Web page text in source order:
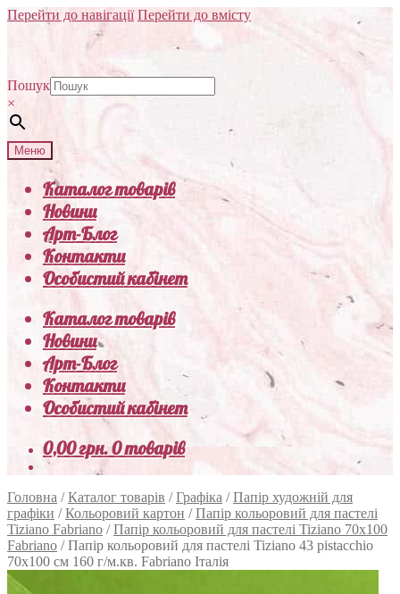
Перейти до навігації Перейти до вмісту
Пошук
×
Меню
Каталог товарів
Новини
Арт-Блог
Контакти
Особистий кабінет
Каталог товарів
Новини
Арт-Блог
Контакти
Особистий кабінет
0,00грн.0 товарів
Головна /Каталог товарів /Графіка /Папір художній для
графіки /Кольоровий картон /Папір кольоровий для пастелі
Tiziano Fabriano /Папір кольоровий для пастелі Tiziano 70х100
Fabriano /Папір кольоровий для пастелі Tiziano 43 pistacchio
70х100 см 160 г/м.кв. Fabriano Італія